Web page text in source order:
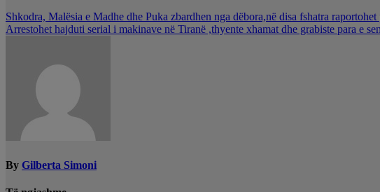
Lëvizje
te
Shkodra, Malësia e Madhe dhe Puka zbardhen nga dëbora,në disa fshatra
Arrestohet hajduti serial i makinave në Tiranë ,thyente xhamat dhe grabiste para e
By Gilberta Simoni